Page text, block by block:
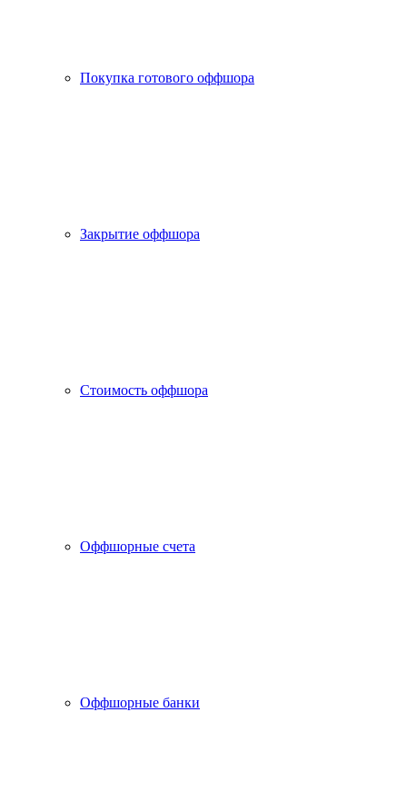
Покупка готового оффшора
Закрытие оффшора
Стоимость оффшора
Оффшорные счета
Оффшорные банки